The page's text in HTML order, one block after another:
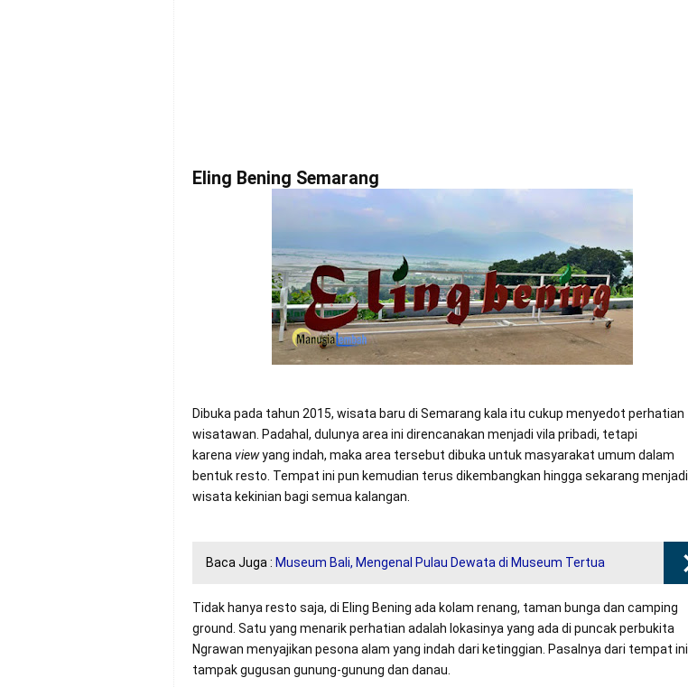
Eling Bening Semarang
Dibuka pada tahun 2015, wisata baru di Semarang kala itu cukup menyedot perhatian
wisatawan. Padahal, dulunya area ini direncanakan menjadi vila pribadi, tetapi
karenaviewyang indah, maka area tersebut dibuka untuk masyarakat umum dalam
bentuk resto. Tempat ini pun kemudian terus dikembangkan hingga sekarang menjadi
wisata kekinian bagi semua kalangan.
Baca Juga : Museum Bali, Mengenal Pulau Dewata di Museum Tertua
Tidak hanya resto saja, di Eling Bening ada kolam renang, taman bunga dan camping
ground. Satu yang menarik perhatian adalah lokasinya yang ada di puncak perbukita
Ngrawan menyajikan pesona alam yang indah dari ketinggian. Pasalnya dari tempat ini
tampak gugusan gunung-gunung dan danau.